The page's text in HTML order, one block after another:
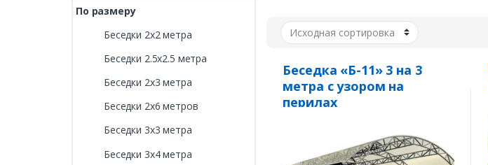
Беседка «Б-11» 3 на 3
метра с узором на
перилах
По размеру
Беседки 2х2 метра
Беседки 2.5х2.5 метра
Беседки 2х3 метра
Беседки 2х6 метров
Беседки 3х3 метра
Беседки 3х4 метра